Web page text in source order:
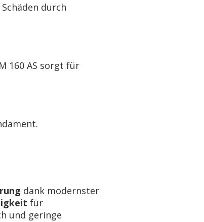
durch
160 AS sorgt für
dank modernster
für
und geringe